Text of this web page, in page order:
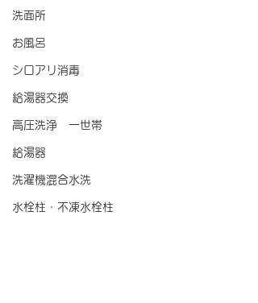
洗面所
お風呂
シロアリ消毒
給湯器交換
高圧洗浄 一世帯
給湯器
洗濯機混合水洗
水栓柱・不凍水栓柱